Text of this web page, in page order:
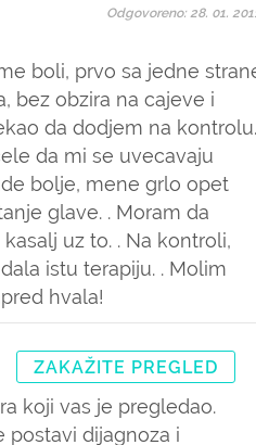
boli, prvo sa jedne
bez obzira na cajeve i
da dodjem na kontrolu.
da mi se uvecavaju
bolje, mene grlo opet
glave. . Moram da
uz to. . Na kontroli,
istu terapiju. . Molim
hvala!
Odgovoreno: 28. 01.
ZAKAŽITE PREGLED
koji vas je pregledao.
postavi dijagnoza i